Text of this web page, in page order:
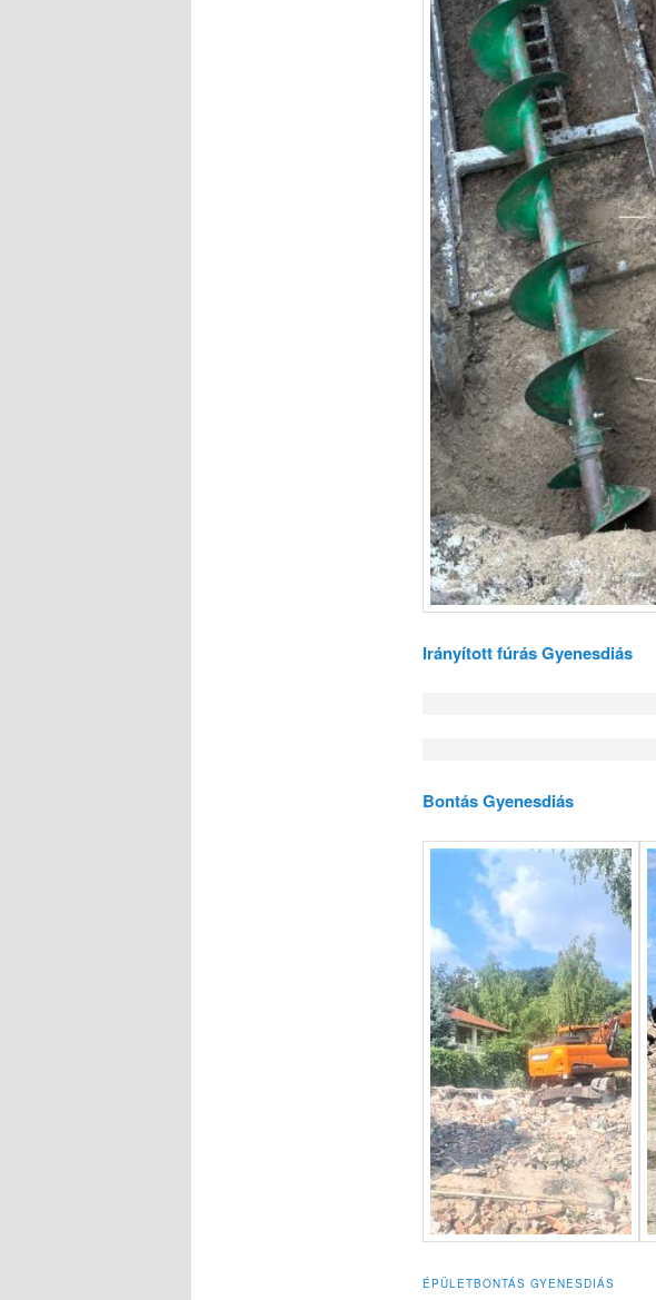
Irányított fúrás Gyenesdiás
Bontás Gyenesdiás
ÉPÜLETBONTÁS GYENESDIÁS